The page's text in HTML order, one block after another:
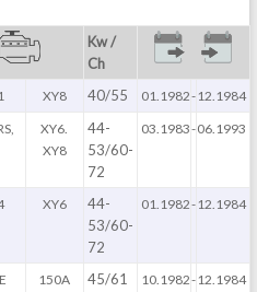
Kw /
Ch
XY8 40/55 01.1982-12.1984
XY6.
XY8
44-
53/60-
72
03.1983-06.1993
XY6
44-
53/60-
72
01.1982-12.1984
150A 45/61 10.1982-12.1984